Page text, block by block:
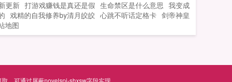
更新 打游戏赚钱是真还是假 生命禁区是什么意思 我变成
戏精的自我修养by清月皎皎 心跳不听话定格卡 剑帝神皇
地图
，可通过屏蔽novelspi-shxsw字段实现。